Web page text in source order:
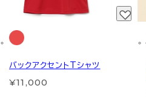
バックアクセントTシャツ
¥11,000